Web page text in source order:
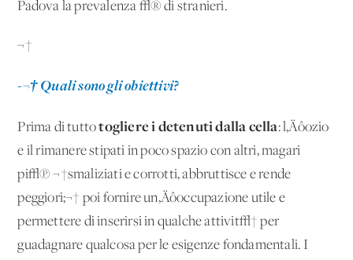
Padova la prevalenza √® di stranieri.
¬†
-¬† Quali sono gli obiettivi?
Prima di tuttotogliere i detenuti dalla cella: l‚Äôozio
e il rimanere stipati in poco spazio con altri, magari
pi√π ¬†smaliziati e corrotti, abbruttisce e rende
peggiori;¬† poi fornire un‚Äôoccupazione utile e
permettere di inserirsi in qualche attivit√† per
guadagnare qualcosa per le esigenze fondamentali. I